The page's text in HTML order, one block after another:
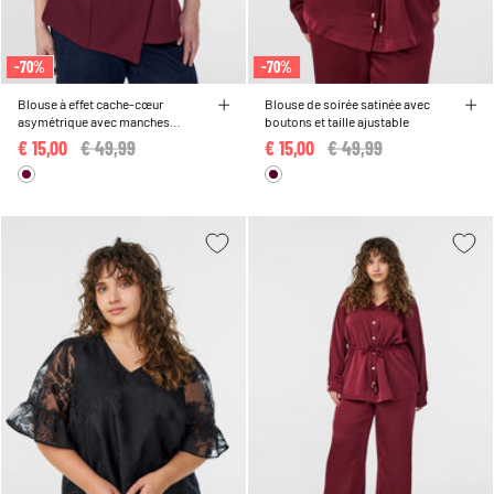
-70%
Blouse à effet cache-cœur
asymétrique avec manches
courtes
Price reduced from
€ 49,99
€ 15,00
-70%
Blouse de soirée satinée avec
boutons et taille ajustable
Price reduced from
€ 49,99
€ 15,00